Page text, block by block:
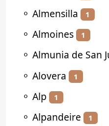
⚬ Almensilla 1
⚬ Almoines 1
⚬ Almunia de San
⚬ Alovera 1
⚬ Alp 1
⚬ Alpandeire 1